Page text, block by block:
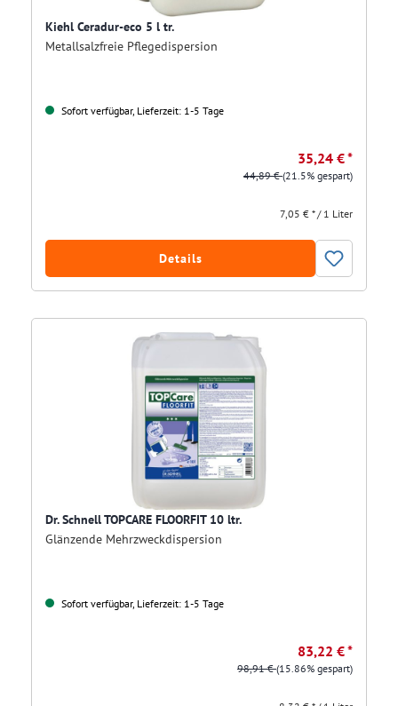
Kiehl Ceradur-eco 5 l tr.
Metallsalzfreie Pflegedispersion
Sofort verfügbar, Lieferzeit: 1-5 Tage
35,24 € *
44,89 €(21.5% gespart)
7,05 € * / 1 Liter
Details
Dr. Schnell TOPCARE FLOORFIT 10 ltr.
Glänzende Mehrzweckdispersion
Sofort verfügbar, Lieferzeit: 1-5 Tage
83,22 € *
98,91 €(15.86% gespart)